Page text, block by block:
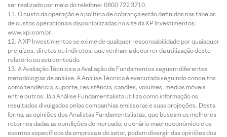
ser realizado por meio do telefone: 0800 722 3710.
O custo da operação e a política de cobrança estão definidos nas tabelas
de custos operacionais disponibilizadas no site da XP Investimentos:
www.xpi.com.br.
A XP Investimentos se exime de qualquer responsabilidade por quaisquer
prejuízos, diretos ou indiretos, que venham a decorrer da utilização deste
relatório ou seu conteúdo.
A Avaliação Técnica e a Avaliação de Fundamentos seguem diferentes
metodologias de análise. A Análise Técnica é executada seguindo conceitos
como tendência, suporte, resistência, candles, volumes, médias móveis
entre outros. Já a Análise Fundamentalista utiliza como informação os
resultados divulgados pelas companhias emissoras e suas projeções. Desta
forma, as opiniões dos Analistas Fundamentalistas, que buscam os melhores
retornos dadas as condições de mercado, o cenário macroeconômico e os
eventos específicos da empresa e do setor, podem divergir das opiniões dos